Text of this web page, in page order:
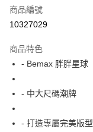
超商取貨付款
Apple Pay
街口支付
AFTEE先享後付
商品編號
10327029
商品特色
- Bemax 胖胖星球
- 中大尺碼潮牌
- 打造專屬完美版型